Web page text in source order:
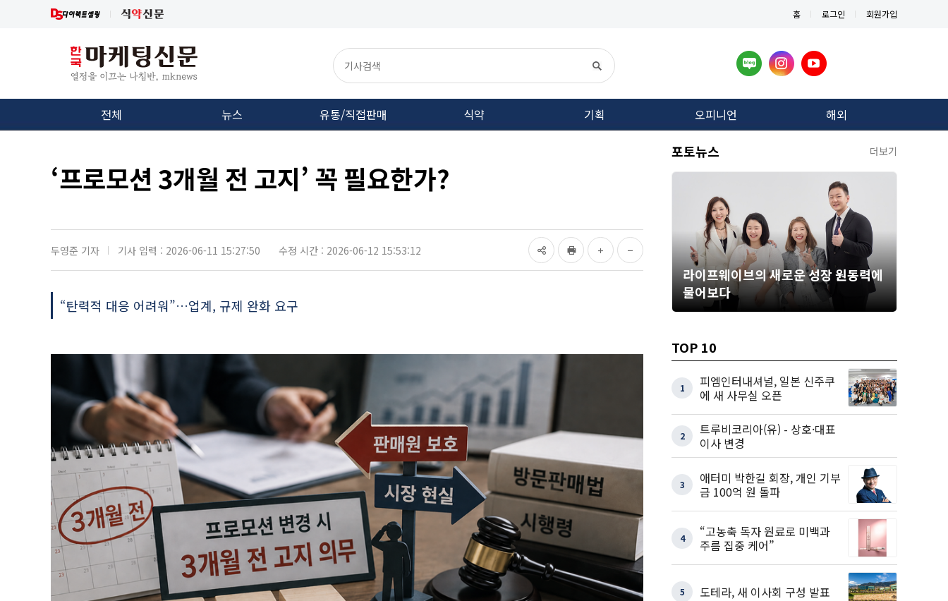
홈 로그인 회원가입
전체 뉴스 유통/직접판매 식약 기획 오피니언 해외
‘프로모션 3개월 전 고지’ 꼭 필요한가?
두영준 기자 기사 입력 : 2026-06-11 15:27:50 수정 시간 : 2026-06-12 15:53:12
“탄력적 대응 어려워”…업계, 규제 완화 요구
포토뉴스 더보기
라이프웨이브의 새로운 성장 원동력에
물어보다
TOP 10
1
피엠인터내셔널, 일본 신주쿠
에 새 사무실 오픈
2
트루비코리아(유) - 상호·대표
이사 변경
3
애터미 박한길 회장, 개인 기부
금 100억 원 돌파
4
“고농축 독자 원료로 미백과
주름 집중 케어”
5 도테라, 새 이사회 구성 발표